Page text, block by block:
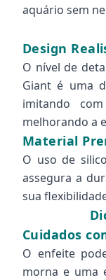
aquário sem
Design
O nível de
Giant é uma
imitando
melhorando a
Material
O uso de
assegura a
sua
Cuidados
O enfeite
morna e uma